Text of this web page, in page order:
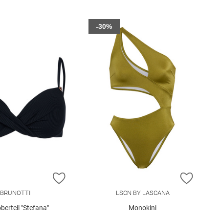
HINZUFÜGEN
BRUNOTTI
"Stefana"
ZUR
LSCN BY LASCANA
Monokini
-30%